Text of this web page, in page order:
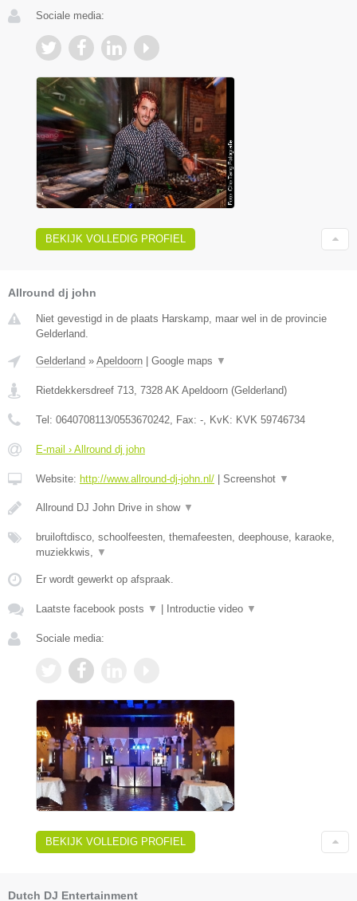
Sociale media:
BEKIJK VOLLEDIG PROFIEL
Allround dj john
Niet gevestigd in de plaats Harskamp, maar wel in de provincie
Gelderland.
Gelderland » Apeldoorn Google maps ▼
Rietdekkersdreef 713, 7328 AK Apeldoorn (Gelderland)
Tel: 0640708113/0553670242, Fax: -, KvK: KVK 59746734
E-mail › Allround dj john
Website: http://www.allround-dj-john.nl/ Screenshot ▼
Allround DJ John Drive in show ▼
bruiloftdisco, schoolfeesten, themafeesten, deephouse, karaoke,
muziekkwis, ▼
Er wordt gewerkt op afspraak.
Laatste facebook posts ▼ Introductie video ▼
Sociale media:
BEKIJK VOLLEDIG PROFIEL
Dutch DJ Entertainment